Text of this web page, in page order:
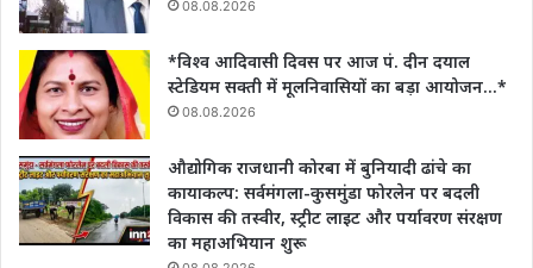
08.08.2026
*विश्व आदिवासी दिवस पर आज पं. दीन दयाल
स्टेडियम सक्ती में मूलनिवासियों का बड़ा आयोजन…*
08.08.2026
औद्योगिक राजधानी कोरबा में बुनियादी ढांचे का
कायाकल्प: सर्वमंगला-कुसमुंडा फोरलेन पर बदली
विकास की तस्वीर, स्ट्रीट लाइट और पर्यावरण संरक्षण
का महाअभियान शुरू